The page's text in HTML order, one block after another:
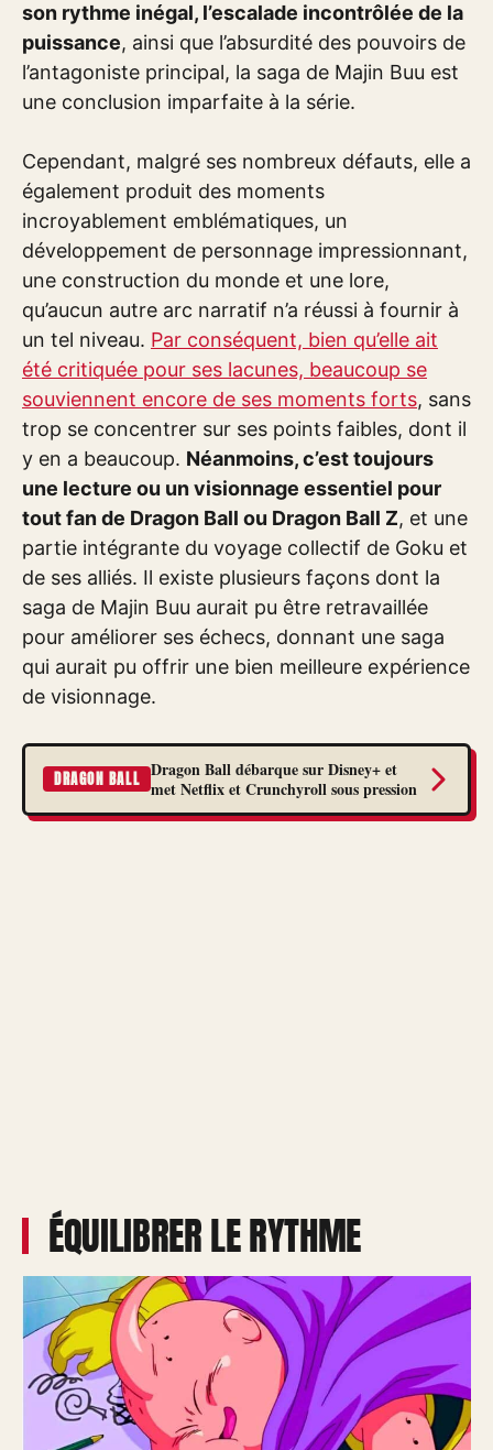
son rythme inégal, l’escalade incontrôlée de la
puissance, ainsi que l’absurdité des pouvoirs de
l’antagoniste principal, la saga de Majin Buu est
une conclusion imparfaite à la série.
Cependant, malgré ses nombreux défauts, elle a
également produit des moments
incroyablement emblématiques, un
développement de personnage impressionnant,
une construction du monde et une lore,
qu’aucun autre arc narratif n’a réussi à fournir à
un tel niveau. Par conséquent, bien qu’elle ait
été critiquée pour ses lacunes, beaucoup se
souviennent encore de ses moments forts, sans
trop se concentrer sur ses points faibles, dont il
y en a beaucoup. Néanmoins, c’est toujours
une lecture ou un visionnage essentiel pour
tout fan de Dragon Ball ou Dragon Ball Z, et une
partie intégrante du voyage collectif de Goku et
de ses alliés. Il existe plusieurs façons dont la
saga de Majin Buu aurait pu être retravaillée
pour améliorer ses échecs, donnant une saga
qui aurait pu offrir une bien meilleure expérience
de visionnage.
DRAGON BALL Dragon Ball débarque sur Disney+ et
met Netflix et Crunchyroll sous pression
ÉQUILIBRER LE RYTHME